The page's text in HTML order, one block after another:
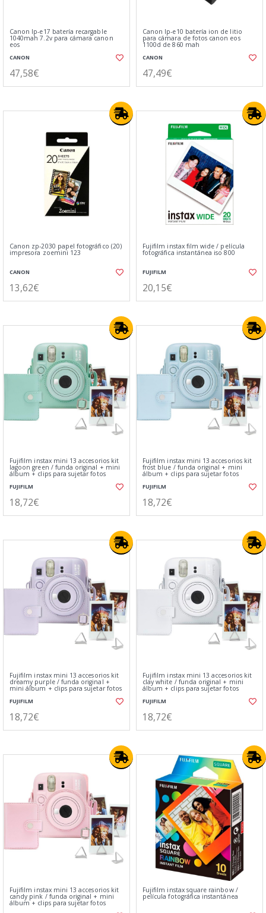
Canon lp-e17 batería recargable
1040mah 7.2v para cámara canon
eos
CANON
47,58€
Canon lp-e10 batería ion de litio
para cámara de fotos canon eos
1100d de 860 mah
CANON
47,49€
Canon zp-2030 papel fotográfico (20)
impresora zoemini 123
CANON
13,62€
Fujifilm instax film wide / película
fotográfica instantánea iso 800
FUJIFILM
20,15€
Fujifilm instax mini 13 accesorios kit
lagoon green / funda original + mini
álbum + clips para sujetar fotos
FUJIFILM
18,72€
Fujifilm instax mini 13 accesorios kit
frost blue / funda original + mini
álbum + clips para sujetar fotos
FUJIFILM
18,72€
Fujifilm instax mini 13 accesorios kit
dreamy purple / funda original +
mini álbum + clips para sujetar fotos
FUJIFILM
18,72€
Fujifilm instax mini 13 accesorios kit
clay white / funda original + mini
álbum + clips para sujetar fotos
FUJIFILM
18,72€
Fujifilm instax mini 13 accesorios kit
candy pink / funda original + mini
álbum + clips para sujetar fotos
Fujifilm instax square rainbow /
película fotográfica instantánea